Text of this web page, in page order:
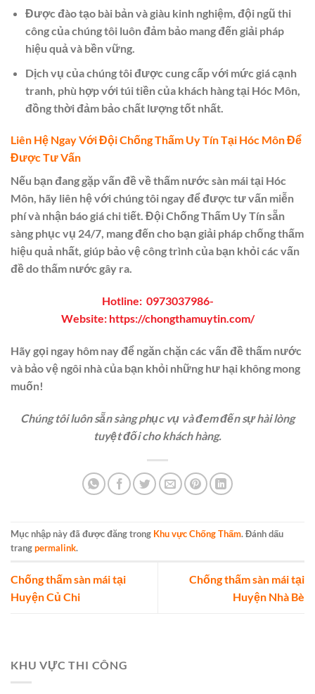
Được đào tạo bài bản và giàu kinh nghiệm, đội ngũ thi
công của chúng tôi luôn đảm bảo mang đến giải pháp
hiệu quả và bền vững.
Dịch vụ của chúng tôi được cung cấp với mức giá cạnh
tranh, phù hợp với túi tiền của khách hàng tại Hóc Môn,
đồng thời đảm bảo chất lượng tốt nhất.
Liên Hệ Ngay Với Đội Chống Thấm Uy Tín Tại Hóc Môn Để
Được Tư Vấn
Nếu bạn đang gặp vấn đề về thấm nước sàn mái tại Hóc
Môn, hãy liên hệ với chúng tôi ngay để được tư vấn miễn
phí và nhận báo giá chi tiết. Đội Chống Thấm Uy Tín sẵn
sàng phục vụ 24/7, mang đến cho bạn giải pháp chống thấm
hiệu quả nhất, giúp bảo vệ công trình của bạn khỏi các vấn
đề do thấm nước gây ra.
Hotline: 0973037986-
Website:https://chongthamuytin.com/
Hãy gọi ngay hôm nay để ngăn chặn các vấn đề thấm nước
và bảo vệ ngôi nhà của bạn khỏi những hư hại không mong
muốn!
Chúng tôi luôn sẵn sàng phục vụ và đem đến sự hài lòng
tuyệt đối cho khách hàng.
Mục nhập này đã được đăng trong Khu vực Chống Thấm. Đánh dấu
trangpermalink.
Chống thấm sàn mái tại
Huyện Củ Chi
Chống thấm sàn mái tại
Huyện Nhà Bè
KHU VỰC THI CÔNG